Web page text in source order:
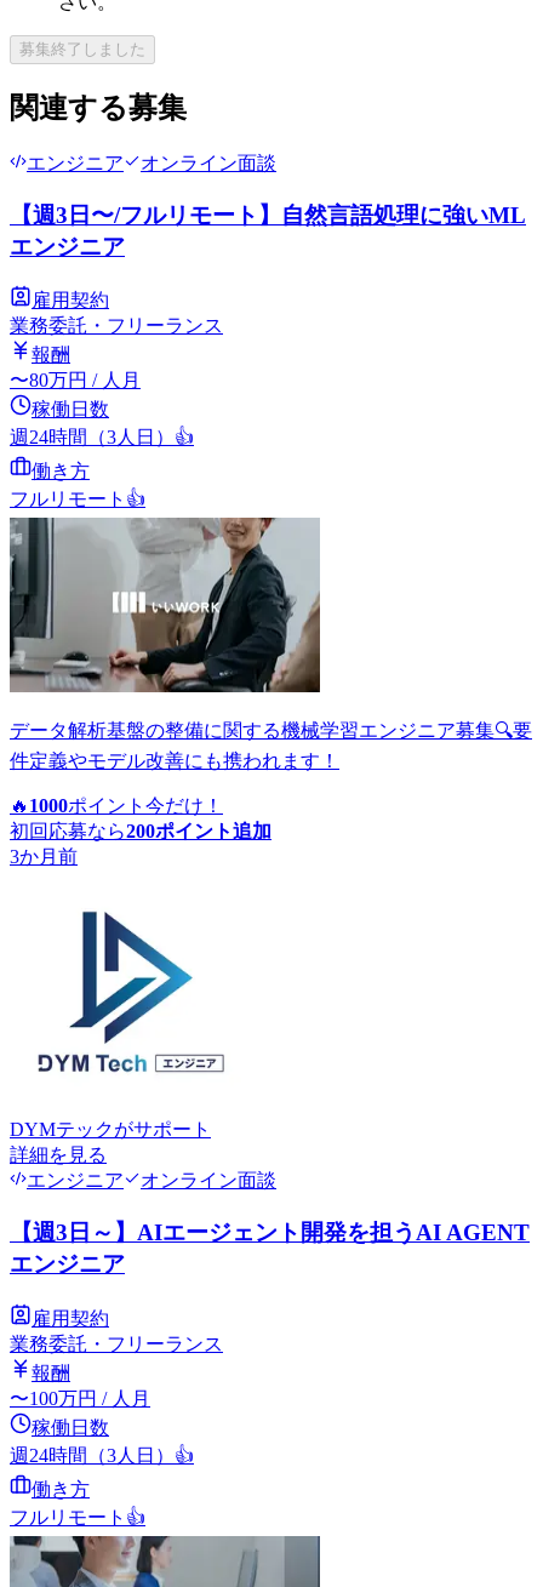
募集終了しました
関連する募集
エンジニア オンライン面談
【週3日〜/フルリモート】自然言語処理に強いML
エンジニア
雇用契約
業務委託・フリーランス
報酬
〜80万円 / 人月
稼働日数
週24時間（3人日） 👍
働き方
フルリモート 👍
データ解析基盤の整備に関する機械学習エンジニア募集🔍要
件定義やモデル改善にも携われます！
🔥 1000ポイント 今だけ！
初回応募なら200ポイント追加
3か月前
DYMテックがサポート
詳細を見る
エンジニア
オンライン面談
【週3日～】AIエージェント開発を担うAI AGENT
エンジニア
雇用契約
業務委託・フリーランス
報酬
〜100万円 / 人月
稼働日数
週24時間（3人日） 👍
働き方
フルリモート 👍